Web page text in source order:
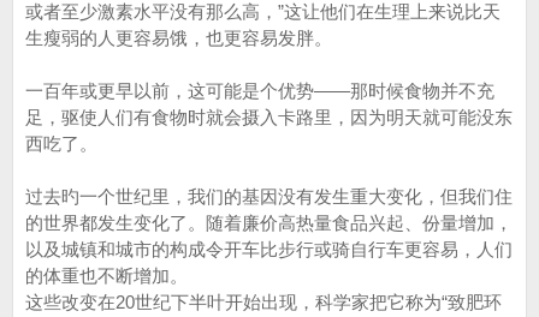
或者至少激素水平没有那么高，”这让他们在生理上来说比天
生瘦弱的人更容易饿，也更容易发胖。
一百年或更早以前，这可能是个优势——那时候食物并不充
足，驱使人们有食物时就会摄入卡路里，因为明天就可能没东
西吃了。
过去旳一个世纪里，我们的基因没有发生重大变化，但我们住
的世界都发生变化了。随着廉价高热量食品兴起、份量增加，
以及城镇和城市的构成令开车比步行或骑自行车更容易，人们
的体重也不断增加。
这些改变在20世纪下半叶开始出现，科学家把它称为“致肥环